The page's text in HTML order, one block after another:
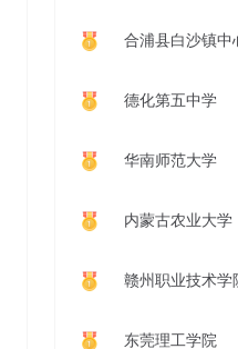
合浦县白沙镇中
德化第五中学
华南师范大学
内蒙古农业大学
赣州职业技术学
东莞理工学院